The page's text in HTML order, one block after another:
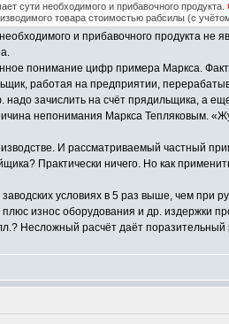
сути необходимого и прибавочного продукта.
товара стоимостью рабсилы (с
и прибавочного продукта
понимание цифр примера Маркса.
работая на предприятии,
зачислить на счёт прядильщика, а
непонимания Маркса Тепляковым.
И рассматриваемый частный
Практически ничего. Но как
условиях в 5 раз выше, чем при
износ оборудования и др. издержки
Несложный расчёт даёт